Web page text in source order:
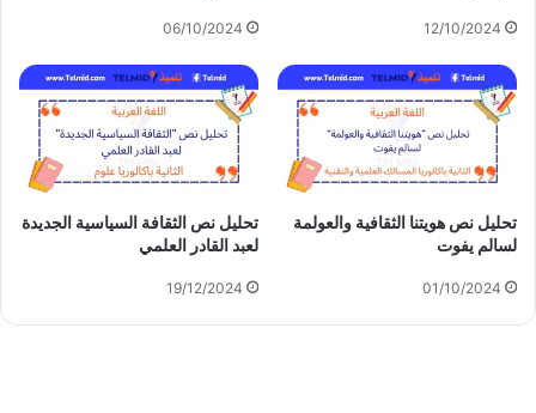
12/10/2024
06/10/2024
تحليل نص هويتنا الثقافية والعولمة
لسالم يفوت
01/10/2024
تحليل نص الثقافة السياسية الجديدة
لعبد القادر العلمي
19/12/2024